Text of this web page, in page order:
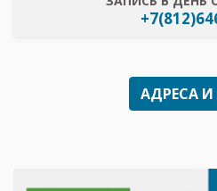
АДРЕСА